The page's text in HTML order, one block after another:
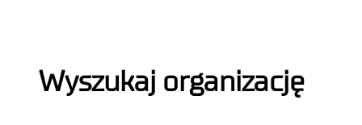
Wyszukaj organizację